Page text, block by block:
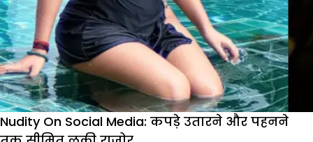
Nudity On Social Media: कपड़े उतारने और पहनने